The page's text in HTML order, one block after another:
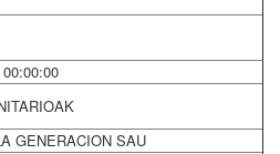
GENERACION SAU